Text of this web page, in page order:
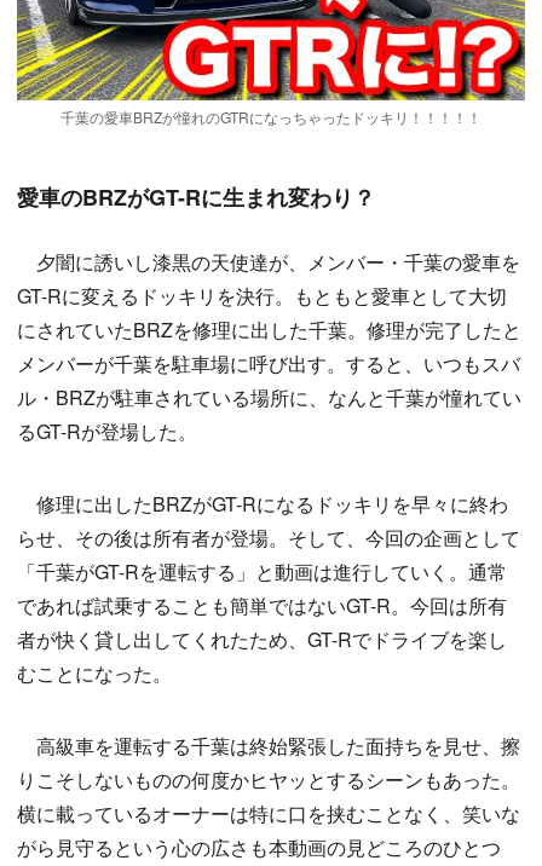
千葉の愛車BRZが憧れのGTRになっちゃったドッキリ！！！！！
愛車のBRZがGT-Rに生まれ変わり？
夕闇に誘いし漆黒の天使達が、メンバー・千葉の愛車を
GT-Rに変えるドッキリを決行。もともと愛車として大切
にされていたBRZを修理に出した千葉。修理が完了したと
メンバーが千葉を駐車場に呼び出す。すると、いつもスバ
ル・BRZが駐車されている場所に、なんと千葉が憧れてい
るGT-Rが登場した。
修理に出したBRZがGT-Rになるドッキリを早々に終わ
らせ、その後は所有者が登場。そして、今回の企画として
「千葉がGT-Rを運転する」と動画は進行していく。通常
であれば試乗することも簡単ではないGT-R。今回は所有
者が快く貸し出してくれたため、GT-Rでドライブを楽し
むことになった。
高級車を運転する千葉は終始緊張した面持ちを見せ、擦
りこそしないものの何度かヒヤッとするシーンもあった。
横に載っているオーナーは特に口を挟むことなく、笑いな
がら見守るという心の広さも本動画の見どころのひとつ